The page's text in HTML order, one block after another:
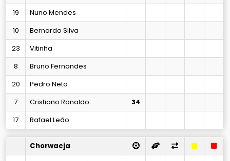
19
Nuno Mendes
10
Bernardo Silva
23
Vitinha
8
Bruno Fernandes
20
Pedro Neto
7
Cristiano Ronaldo 34
17 Rafael Leão
Chorwacja